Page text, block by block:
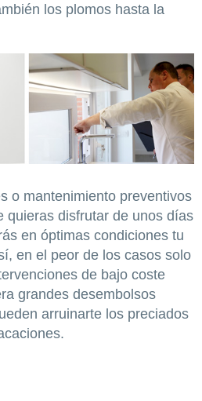
los plomos hasta la
o mantenimiento preventivos
quieras disfrutar de unos días
en óptimas condiciones tu
en el peor de los casos solo
de bajo coste
grandes desembolsos
arruinarte los preciados